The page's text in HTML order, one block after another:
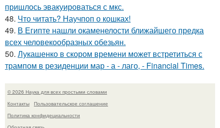
пришлось эвакуироваться с мкс.
48. Что читать? Научпоп о кошках!
49. В Египте нашли окаменелости ближайшего предка
всех человекообразных обезьян.
50. Лукашенко в скором времени может встретиться с
трампом в резиденции мар - а - лаго, - Financial Times.
© 2026 Наука для всех простыми словами
Контакты
Пользовательское соглашение
Политика конфидециальности